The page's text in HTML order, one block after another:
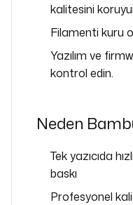
kalitesini
Filamenti kuru
Yazılım ve
kontrol edin.
Neden
Tek yazıcıda
baskı
Profesyonel